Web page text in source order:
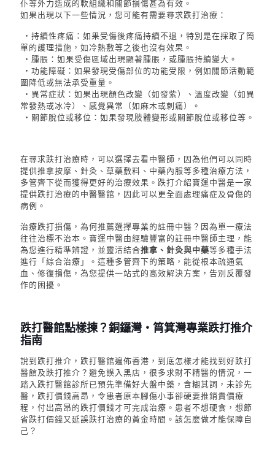
仆等外力造成的軟組織和關節損傷甚為有效。
如果出現以下一些情況，您可能有需要尋求跌打治療：
・ 持續性疼痛：如果受傷後疼痛持續不退，特別是在採取了簡
單的護理措施，如冷熱敷等之後也沒有效果。
・ 腫脹：如果受傷區域出現顯著腫脹，或腫脹持續變大。
・功能障礙：如果發現受傷部位的功能受限，例如關節活動範
圍降低或無法承受重量。
・異常症狀：如果出現顏色改變（如發紫）、溫度改變（如異
常發熱或冰冷）、感覺異常（如麻木或刺痛）。
・關節脫位或移位：如果發現肢體變形或關節脫位或移位等。
在尋求跌打治療時，可以選擇去看中醫師，因為他們可以同時
提供推拿按摩、針灸、草藥敷料、中藥內服等多種治療方法，
多管齊下從而獲得更好的治療效果。跌打介紹寶運中醫是一家
提供跌打治療的中醫醫館，因此可以更全面處理痛症及骨傷的
病例。
治療跌打損傷，為何推薦選擇專業的註冊中醫？因為單一療法
往往治標不治本。寶運中醫由經驗豐富的註冊中醫師主理，能
為您進行精準辨證，並靈活結合推拿、針灸與中藥等多種手法
進行「綜合治療」。這種多管齊下的策略，能從根本疏通氣
血、修復損傷，為您提供一站式的高效解決方案，告別反覆發
作的困擾。
跌打醫館點樣揀？銅鑼灣・筲箕灣專業跌打推介
指南
說到跌打推介， 跌打醫館遍佈香港，到底怎樣才能找到好跌打
醫館及跌打推介 ？避免誤入黑店，很多求財不精醫的情況，一
踏入 跌打醫館診所已預先準備好大盤中藥，含糊其詞，未診先
醫，跌打價錢高昂，令患者原本腳傷小事卻硬要推銷貴價療
程， 付出高昂的跌打價錢才可完成治療。患者不想硬食，想節
省跌打價錢又延誤跌打治療的黃金時間。該怎麼做才能保障自
己？